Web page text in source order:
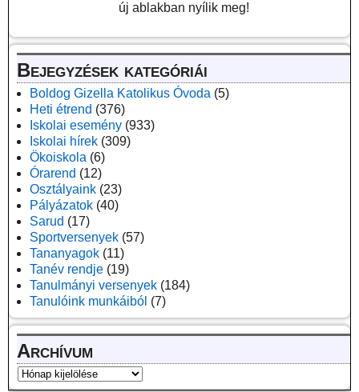
új ablakban nyílik meg!
Bejegyzések kategóriái
Boldog Gizella Katolikus Óvoda (5)
Heti étrend (376)
Iskolai esemény (933)
Iskolai hírek (309)
Ökoiskola (6)
Órarend (12)
Osztályaink (23)
Pályázatok (40)
Sarud (17)
Sportversenyek (57)
Tananyagok (11)
Tanév rendje (19)
Tanulmányi versenyek (184)
Tanulóink munkáiból (7)
Archívum